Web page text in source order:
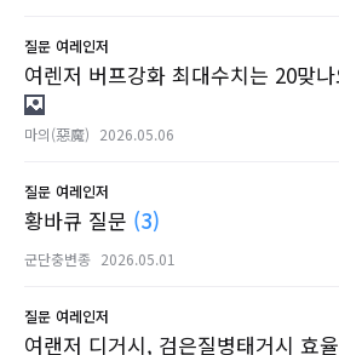
질문 여레인저
여렌저 버프강화 최대수치는 20맞나
마의(惡魔) 2026.05.06
질문 여레인저
황바큐 질문 (3)
군단충변종 2026.05.01
질문 여레인저
여랜저 디거시, 검은질병태거시 효